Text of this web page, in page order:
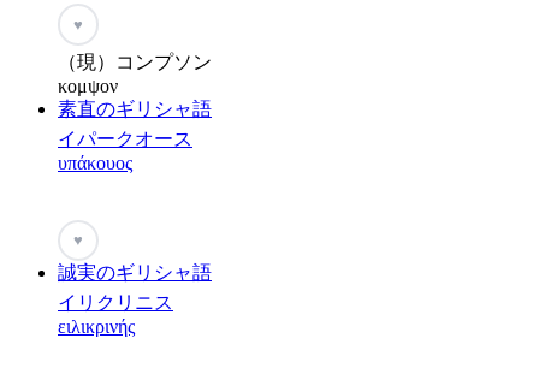
♥
（現）コンプソン
κομψον
素直のギリシャ語
イパークオース
υπάκουος
♥
誠実のギリシャ語
イリクリニス
ειλικρινής